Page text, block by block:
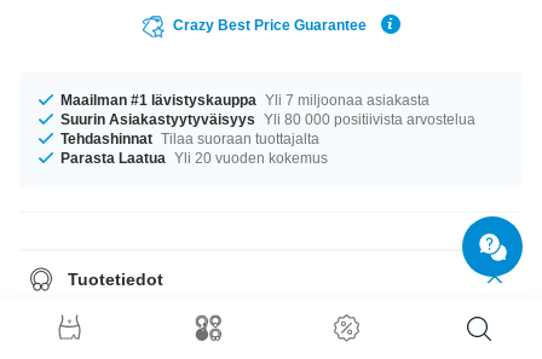
Crazy Best Price Guarantee
Maailman #1 lävistyskauppa Yli 7 miljoonaa asiakasta
Suurin Asiakastyytyväisyys Yli 80 000 positiivista arvostelua
Tehdashinnat Tilaa suoraan tuottajalta
Parasta Laatua Yli 20 vuoden kokemus
Tuotetiedot
Tähän 1.6mm-paksuun tappiin voit lisätä minkä tahansa siihen sopivan
koristeen. Voit siis stailata tästä oman näköisesi korun. Huuleen, korvaan